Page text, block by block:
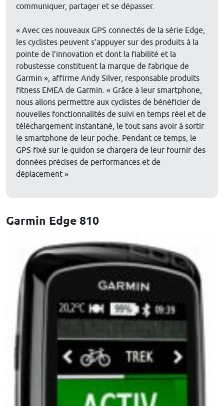
communiquer, partager et se dépasser.
« Avec ces nouveaux GPS connectés de la série Edge,
les cyclistes peuvent s’appuyer sur des produits à la
pointe de l’innovation et dont la fiabilité et la
robustesse constituent la marque de fabrique de
Garmin », affirme Andy Silver, responsable produits
fitness EMEA de Garmin. « Grâce à leur smartphone,
nous allons permettre aux cyclistes de bénéficier de
nouvelles fonctionnalités de suivi en temps réel et de
téléchargement instantané, le tout sans avoir à sortir
le smartphone de leur poche. Pendant ce temps, le
GPS fixé sur le guidon se chargera de leur fournir des
données précises de performances et de
déplacement »
Garmin Edge 810